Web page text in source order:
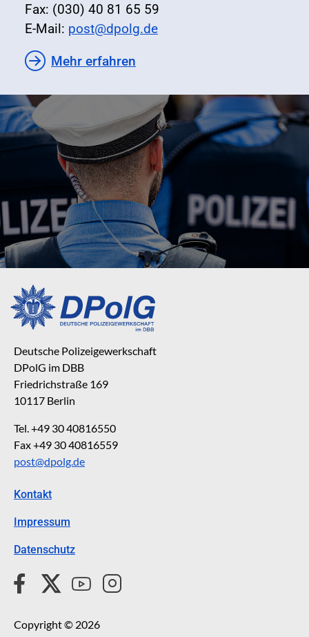
Fax: (030) 40 81 65 59
E-Mail: post@dpolg.de
Mehr erfahren
Deutsche Polizeigewerkschaft
DPolG im DBB
Friedrichstraße 169
10117 Berlin
Tel. +49 30 40816550
Fax +49 30 40816559
post@dpolg.de
Kontakt
Impressum
Datenschutz
Copyright © 2026